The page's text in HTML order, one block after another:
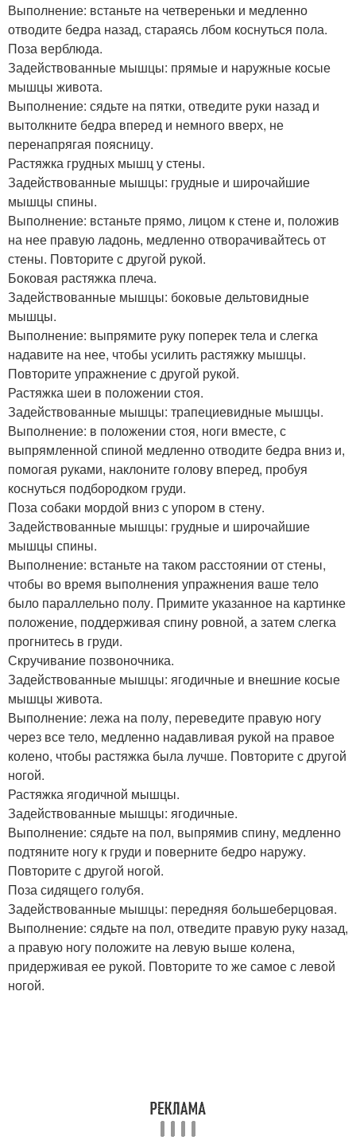
Выполнение: встаньте на четвереньки и медленно
отводите бедра назад, стараясь лбом коснуться пола.
Поза верблюда.
Задействованные мышцы: прямые и наружные косые
мышцы живота.
Выполнение: сядьте на пятки, отведите руки назад и
вытолкните бедра вперед и немного вверх, не
перенапрягая поясницу.
Растяжка грудных мышц у стены.
Задействованные мышцы: грудные и широчайшие
мышцы спины.
Выполнение: встаньте прямо, лицом к стене и, положив
на нее правую ладонь, медленно отворачивайтесь от
стены. Повторите с другой рукой.
Боковая растяжка плеча.
Задействованные мышцы: боковые дельтовидные
мышцы.
Выполнение: выпрямите руку поперек тела и слегка
надавите на нее, чтобы усилить растяжку мышцы.
Повторите упражнение с другой рукой.
Растяжка шеи в положении стоя.
Задействованные мышцы: трапециевидные мышцы.
Выполнение: в положении стоя, ноги вместе, с
выпрямленной спиной медленно отводите бедра вниз и,
помогая руками, наклоните голову вперед, пробуя
коснуться подбородком груди.
Поза собаки мордой вниз с упором в стену.
Задействованные мышцы: грудные и широчайшие
мышцы спины.
Выполнение: встаньте на таком расстоянии от стены,
чтобы во время выполнения упражнения ваше тело
было параллельно полу. Примите указанное на картинке
положение, поддерживая спину ровной, а затем слегка
прогнитесь в груди.
Скручивание позвоночника.
Задействованные мышцы: ягодичные и внешние косые
мышцы живота.
Выполнение: лежа на полу, переведите правую ногу
через все тело, медленно надавливая рукой на правое
колено, чтобы растяжка была лучше. Повторите с другой
ногой.
Растяжка ягодичной мышцы.
Задействованные мышцы: ягодичные.
Выполнение: сядьте на пол, выпрямив спину, медленно
подтяните ногу к груди и поверните бедро наружу.
Повторите с другой ногой.
Поза сидящего голубя.
Задействованные мышцы: передняя большеберцовая.
Выполнение: сядьте на пол, отведите правую руку назад,
а правую ногу положите на левую выше колена,
придерживая ее рукой. Повторите то же самое с левой
ногой.